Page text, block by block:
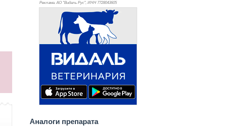
Реклама. АО "Видаль Рус", ИНН 7728043605
Аналоги препарата